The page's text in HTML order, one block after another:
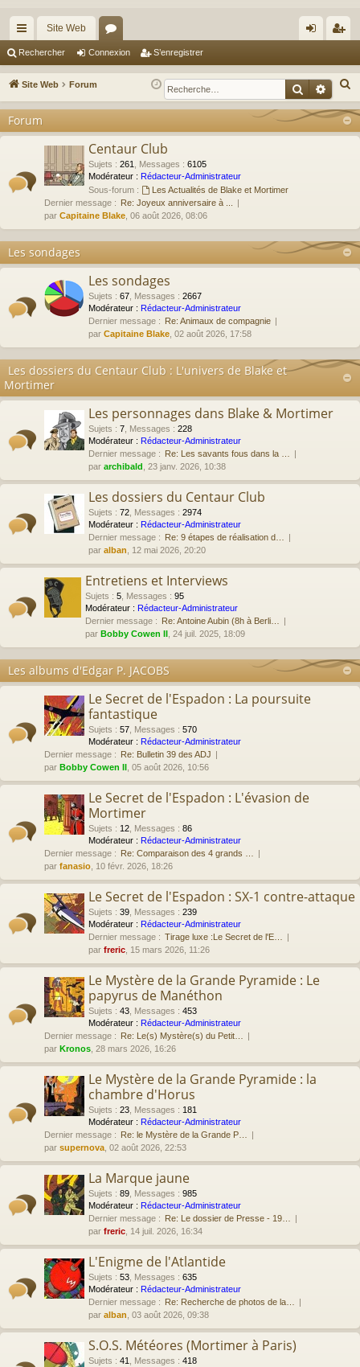
cc
ès
ra
pi
Site Web
or
u
m
ne
xi
nr
eg
ist
Rechercher Connexion S’enregistrer
Site Web Forum
e
h
r
Forum
Centaur Club
Sujets : 261 Messages : 6105
Modérateur : Rédacteur-Administrateur
Sous-forum :
Les Actualités de Blake et Mortimer
Dernier message : Re: Joyeux anniversaire à ...
par Capitaine Blake , 06 août 2026, 08:06
Les sondages
Les sondages
Sujets : 67 Messages : 2667
Modérateur : Rédacteur-Administrateur
Dernier message : Re: Animaux de compagnie
par Capitaine Blake , 02 août 2026, 17:58
Les dossiers du Centaur Club : L'univers de Blake et
Mortimer
Les personnages dans Blake & Mortimer
Sujets : 7 Messages : 228
Modérateur : Rédacteur-Administrateur
Dernier message : Re: Les savants fous dans la …
par archibald , 23 janv. 2026, 10:38
Les dossiers du Centaur Club
Sujets : 72 Messages : 2974
Modérateur : Rédacteur-Administrateur
Dernier message : Re: 9 étapes de réalisation d…
par alban , 12 mai 2026, 20:20
Entretiens et Interviews
Sujets : 5 Messages : 95
Modérateur : Rédacteur-Administrateur
Dernier message : Re: Antoine Aubin (8h à Berli…
par Bobby Cowen II , 24 juil. 2025, 18:09
Les albums d'Edgar P. JACOBS
Le Secret de l'Espadon : La poursuite
fantastique
Sujets : 57 Messages : 570
Modérateur : Rédacteur-Administrateur
Dernier message : Re: Bulletin 39 des ADJ
par Bobby Cowen II , 05 août 2026, 10:56
Le Secret de l'Espadon : L'évasion de
Mortimer
Sujets : 12 Messages : 86
Modérateur : Rédacteur-Administrateur
Dernier message : Re: Comparaison des 4 grands …
par fanasio , 10 févr. 2026, 18:26
Le Secret de l'Espadon : SX-1 contre-attaque
Sujets : 39 Messages : 239
Modérateur : Rédacteur-Administrateur
Dernier message : Tirage luxe :Le Secret de l'E…
par freric , 15 mars 2026, 11:26
Le Mystère de la Grande Pyramide : Le
papyrus de Manéthon
Sujets : 43 Messages : 453
Modérateur : Rédacteur-Administrateur
Dernier message : Re: Le(s) Mystère(s) du Petit…
par Kronos , 28 mars 2026, 16:26
Le Mystère de la Grande Pyramide : la
chambre d'Horus
Sujets : 23 Messages : 181
Modérateur : Rédacteur-Administrateur
Dernier message : Re: le Mystère de la Grande P…
par supernova , 02 août 2026, 22:53
La Marque jaune
Sujets : 89 Messages : 985
Modérateur : Rédacteur-Administrateur
Dernier message : Re: Le dossier de Presse - 19…
par freric , 14 juil. 2026, 16:34
L'Enigme de l'Atlantide
Sujets : 53 Messages : 635
Modérateur : Rédacteur-Administrateur
Dernier message : Re: Recherche de photos de la…
par alban , 03 août 2026, 09:38
S.O.S. Météores (Mortimer à Paris)
Sujets : 41 Messages : 418